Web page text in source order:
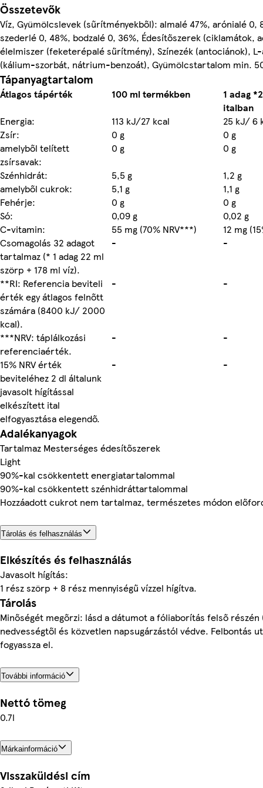
Összetevők
Víz, Gyümölcslevek (sűrítményekből): almalé 47%, arónialé
szederlé 0, 48%, bodzalé 0, 36%, Édesítőszerek (ciklamátok,
élelmiszer (feketerépalé sűrítmény), Színezék (antociánok),
(kálium-szorbát, nátrium-benzoát), Gyümölcstartalom min.
Tápanyagtartalom
Átlagos tápérték 100 ml termékben
1 adag
italban
Energia:
113 kJ/27 kcal
25 kJ/ 6
Zsír:
0 g
0 g
amelyből telített
zsírsavak:
0 g
0 g
Szénhidrát:
5,5 g
1,2 g
amelyből cukrok:
5,1 g
1,1 g
Fehérje:
0 g
0 g
Só:
0,09 g
0,02 g
C-vitamin:
55 mg (70% NRV***)
12 mg
Csomagolás 32 adagot
tartalmaz (* 1 adag 22 ml
szörp + 178 ml víz).
- -
**RI: Referencia beviteli
érték egy átlagos felnőtt
számára (8400 kJ/ 2000
kcal).
- -
***NRV: táplálkozási
referenciaérték.
-
-
15% NRV érték
beviteléhez 2 dl általunk
javasolt hígítással
elkészített ital
elfogyasztása elegendő.
- -
Adalékanyagok
Tartalmaz Mesterséges édesítőszerek
Light
90%-kal csökkentett energiatartalommal
90%-kal csökkentett szénhidráttartalommal
Hozzáadott cukrot nem tartalmaz, természetes módon
Tárolás és felhasználás
Elkészítés és felhasználás
Javasolt hígítás:
1 rész szörp + 8 rész mennyiségű vízzel hígítva.
Tárolás
Minőségét megőrzi: lásd a dátumot a fóliaborítás felső részén
nedvességtől és közvetlen napsugárzástól védve. Felbontás
fogyassza el.
További információ
Nettó tömeg
0.7l
Márkainformáció
Visszaküldési cím